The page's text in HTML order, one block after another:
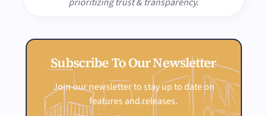
Subscribe To Our Newsletter
Join our newsletter to stay up to date on
features and releases.